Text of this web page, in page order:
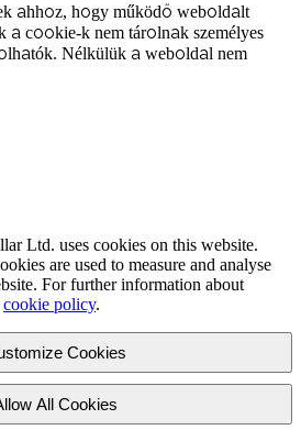
ahhoz, hogy működő weboldalt
a cookie-k nem tárolnak személyes
Nélkülük a weboldal nem
Ltd. uses cookies on this website.
are used to measure and analyse
For further information about
cookie policy.
Cookies
All Cookies